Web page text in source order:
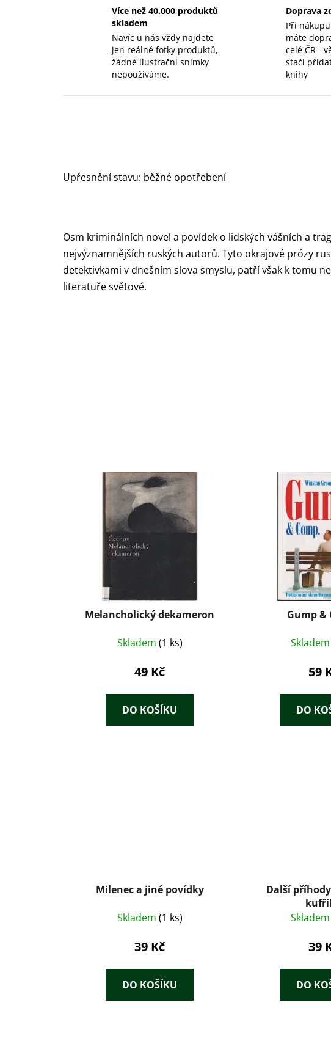
Více než 40.000 produktů
skladem
Navíc u nás vždy najdete
jen reálné fotky produktů,
žádné ilustrační snímky
nepoužíváme.
Doprava
Při
máte
celé ČR -
stačí
knihy
Upřesnění stavu: běžné opotřebení
Osm kriminálních novel a povídek o lidských vášních a
nejvýznamnějších ruských autorů. Tyto okrajové prózy
detektivkami v dnešním slova smyslu, patří však k tomu
literatuře světové.
Melancholický dekameron
Skladem (1 ks)
49 Kč
DO KOŠÍKU
Gump &
59
DO
Milenec a jiné povídky
Skladem (1 ks)
39 Kč
DO KOŠÍKU
Další
39
DO